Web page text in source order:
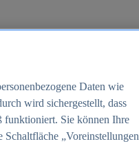
Daten wie
wird sichergestellt, dass
funktioniert. Sie können Ihre
„Voreinstellungen